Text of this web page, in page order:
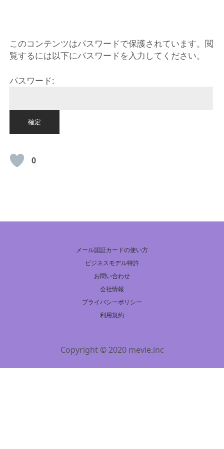
このコンテンツはパスワードで保護されています。閲
覧するには以下にパスワードを入力してください。
パスワード:
0
メール認証カードの使い方
ビジネスモデル特許
お問い合わせ
会社情報
プライバシーポリシー
利用規約
Copyright © 2020 mevie.inc